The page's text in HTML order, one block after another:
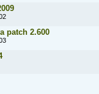
patch 2.600